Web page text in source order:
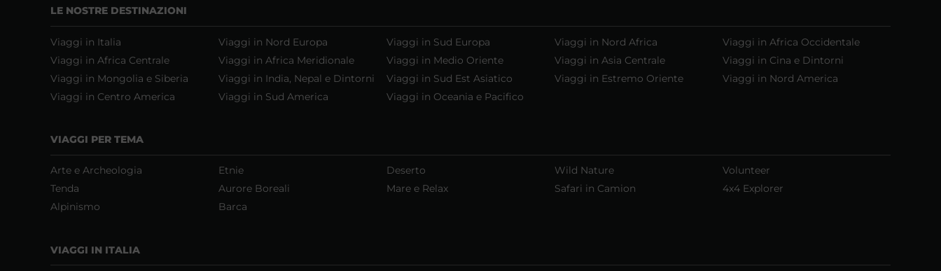
LE NOSTRE DESTINAZIONI
Viaggi in Italia Viaggi in Nord Europa Viaggi in Sud Europa Viaggi in Nord Africa
Viaggi in Africa Occidentale
Viaggi in Africa Centrale
Viaggi in Africa Meridionale Viaggi in Medio Oriente Viaggi in Asia Centrale
Viaggi in Cina e Dintorni
Viaggi in Mongolia e Siberia
Viaggi in India, Nepal e Dintorni Viaggi in Sud Est Asiatico Viaggi in Estremo Oriente
Viaggi in Nord America
Viaggi in Centro America
Viaggi in Sud America Viaggi in Oceania e Pacifico
VIAGGI PER TEMA
Arte e Archeologia Etnie Deserto Wild Nature
Volunteer
Tenda
Aurore Boreali Mare e Relax Safari in Camion
4x4 Explorer
Alpinismo
Barca
VIAGGI IN ITALIA